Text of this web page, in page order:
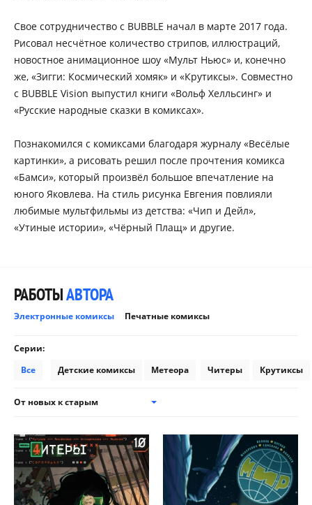
Свое сотрудничество с BUBBLE начал в марте 2017 года.
Рисовал несчётное количество стрипов, иллюстраций,
новостное анимационное шоу «Мульт Ньюс» и, конечно
же, «Зигги: Космический хомяк» и «Крутиксы». Совместно
с BUBBLE Vision выпустил книги «Вольф Хелльсинг» и
«Русские народные сказки в комиксах».
Познакомился с комиксами благодаря журналу «Весёлые
картинки», а рисовать решил после прочтения комикса
«Бамси», который произвёл большое впечатление на
юного Яковлева. На стиль рисунка Евгения повлияли
любимые мультфильмы из детства: «Чип и Дейл»,
«Утиные истории», «Чёрный Плащ» и другие.
РАБОТЫАВТОРА
Электронные комиксы Печатные комиксы
Серии:
Все
Детские комиксы Метеора Читеры Крутиксы
От новых к старым